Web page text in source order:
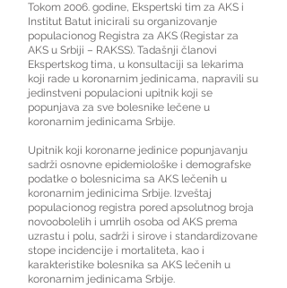
Tokom 2006. godine, Ekspertski tim za AKS i
Institut Batut inicirali su organizovanje
populacionog Registra za AKS (Registar za
AKS u Srbiji – RAKSS). Tadašnji članovi
Ekspertskog tima, u konsultaciji sa lekarima
koji rade u koronarnim jedinicama, napravili su
jedinstveni populacioni upitnik koji se
popunjava za sve bolesnike lečene u
koronarnim jedinicama Srbije.
Upitnik koji koronarne jedinice popunjavanju
sadrži osnovne epidemiološke i demografske
podatke o bolesnicima sa AKS lečenih u
koronarnim jedinicima Srbije. Izveštaj
populacionog registra pored apsolutnog broja
novoobolelih i umrlih osoba od AKS prema
uzrastu i polu, sadrži i sirove i standardizovane
stope incidencije i mortaliteta, kao i
karakteristike bolesnika sa AKS lečenih u
koronarnim jedinicama Srbije.